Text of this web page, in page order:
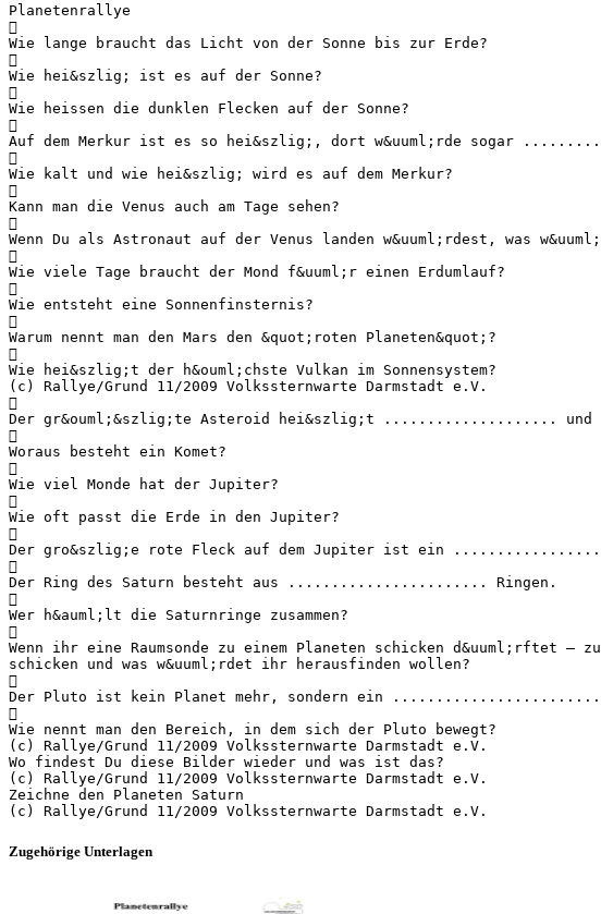
Planetenrallye

Wie lange braucht das Licht von der Sonne bis zur Erde?

Wie hei&szlig; ist es auf der Sonne?

Wie heissen die dunklen Flecken auf der Sonne?

Auf dem Merkur ist es so hei&szlig;, dort w&uuml;rde sogar

Wie kalt und wie hei&szlig; wird es auf dem Merkur?

Kann man die Venus auch am Tage sehen?

Wenn Du als Astronaut auf der Venus landen w&uuml;rdest, was

Wie viele Tage braucht der Mond f&uuml;r einen Erdumlauf?

Wie entsteht eine Sonnenfinsternis?

Warum nennt man den Mars den &quot;roten Planeten&quot;?

Wie hei&szlig;t der h&ouml;chste Vulkan im Sonnensystem?
(c) Rallye/Grund 11/2009 Volkssternwarte Darmstadt e.V.

Der gr&ouml;&szlig;te Asteroid hei&szlig;t .................... und

Woraus besteht ein Komet?

Wie viel Monde hat der Jupiter?

Wie oft passt die Erde in den Jupiter?

Der gro&szlig;e rote Fleck auf dem Jupiter ist ein

Der Ring des Saturn besteht aus ....................... Ringen.

Wer h&auml;lt die Saturnringe zusammen?

Wenn ihr eine Raumsonde zu einem Planeten schicken d&uuml;rftet –
schicken und was w&uuml;rdet ihr herausfinden wollen?

Der Pluto ist kein Planet mehr, sondern ein

Wie nennt man den Bereich, in dem sich der Pluto bewegt?
(c) Rallye/Grund 11/2009 Volkssternwarte Darmstadt e.V.
Wo findest Du diese Bilder wieder und was ist das?
(c) Rallye/Grund 11/2009 Volkssternwarte Darmstadt e.V.
Zeichne den Planeten Saturn
Zugehörige Unterlagen